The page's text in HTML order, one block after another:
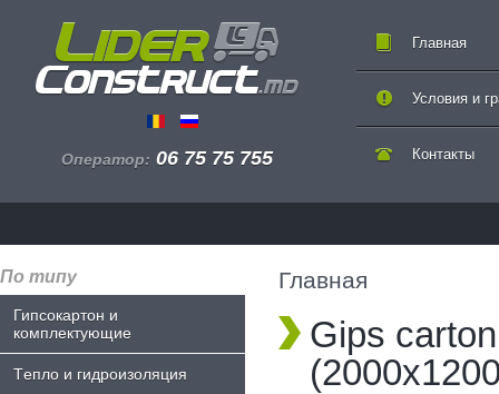
Оператор: 06 75 75 755
Главная
Контакты
Условия и
По типу
Гипсокартон и
комплектующие
Tепло и гидроизоляция
Главная
Gips